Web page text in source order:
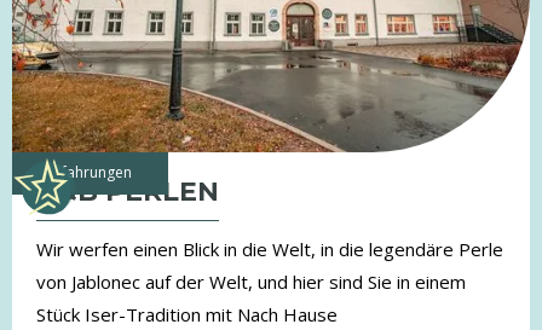
Erfahrungen
G&B PERLEN
Wir werfen einen Blick in die Welt, in die legendäre Perle
von Jablonec auf der Welt, und hier sind Sie in einem
Stück Iser-Tradition mit Nach Hause